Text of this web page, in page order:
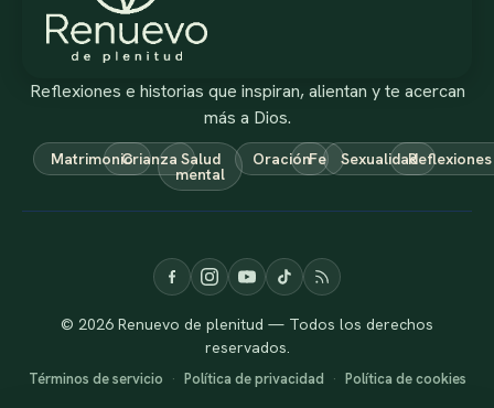
Reflexiones e historias que inspiran, alientan y te acercan
más a Dios.
MatrimonioCrianza Salud
mental
OraciónFe SexualidadReflexiones
© 2026 Renuevo de plenitud — Todos los derechos
reservados.
Términos de servicio · Política de privacidad · Política de cookies